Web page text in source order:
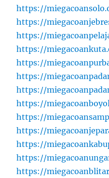
https://
https://
https://
https://
https://
https://
https://
https://
https://
https://
https://
https://
https://